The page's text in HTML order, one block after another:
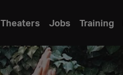
Theaters Jobs Training